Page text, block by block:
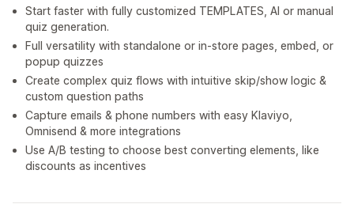
Start faster with fully customized TEMPLATES, AI or manual
quiz generation.
Full versatility with standalone or in-store pages, embed, or
popup quizzes
Create complex quiz flows with intuitive skip/show logic &
custom question paths
Capture emails & phone numbers with easy Klaviyo,
Omnisend & more integrations
Use A/B testing to choose best converting elements, like
discounts as incentives